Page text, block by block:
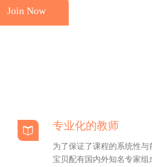
Join Now
专业化的教师
为了保证了课程的系统性与
宝贝配有国内外知名专家组